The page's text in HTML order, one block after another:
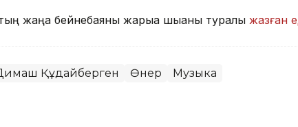
жаңа бейнебаяны жарыққа шыққаны туралы жазған
Құдайберген Өнер Музыка